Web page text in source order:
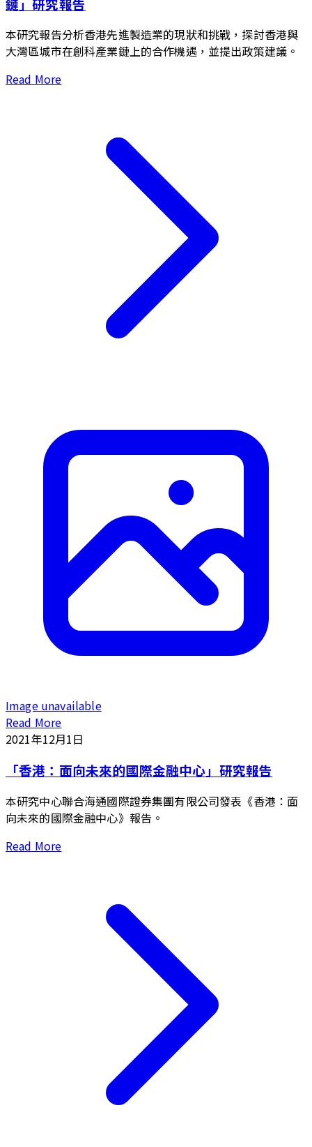
本研究報告分析香港先進製造業的現狀和挑戰，探討香港與
大灣區城市在創科產業鏈上的合作機遇，並提出政策建議。
Read More
Image unavailable
Read More
2021年12月1日
「香港：面向未來的國際金融中心」研究報告
本研究中心聯合海通國際證券集團有限公司發表《香港：面
向未來的國際金融中心》報告。
Read More